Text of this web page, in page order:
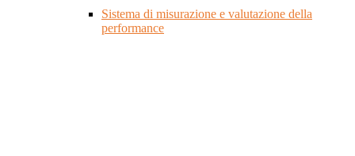
Sistema di misurazione e valutazione della
performance